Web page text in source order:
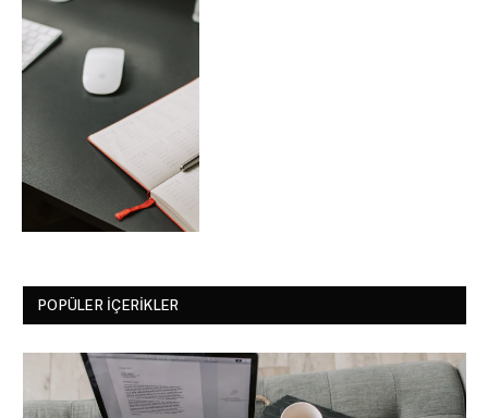
POPÜLER İÇERIKLER